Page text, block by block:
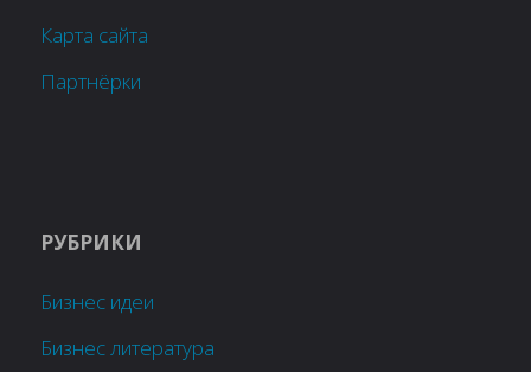
Карта сайта
Партнёрки
РУБРИКИ
Бизнес идеи
Бизнес литература